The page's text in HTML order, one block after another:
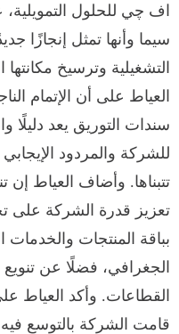
اف چي للحلول التمويلية،
سيما وأنها تمثل إنجازًا
التشغيلية وترسيخ
العياط على أن الإتمام
سندات التوريق يعد دليلًا
للشركة والمردود
تتبناها. وأضاف العياط
تعزيز قدرة الشركة على
بباقة المنتجات والخدمات
الجغرافي، فضلًا عن
القطاعات. وأكد العياط
قامت الشركة بالتوسع